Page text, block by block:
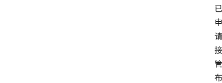
已
申
请
接
管
布